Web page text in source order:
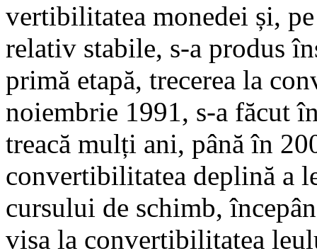
vertibilitatea mo­nedei și,
relativ stabile, s-a produs
primă etapă, trecerea la
noiem­brie 1991, s-a făcut
trea­că mulți ani, până în
con­vertibilitatea deplină a
cursului de schimb,
visa la convertibilitatea